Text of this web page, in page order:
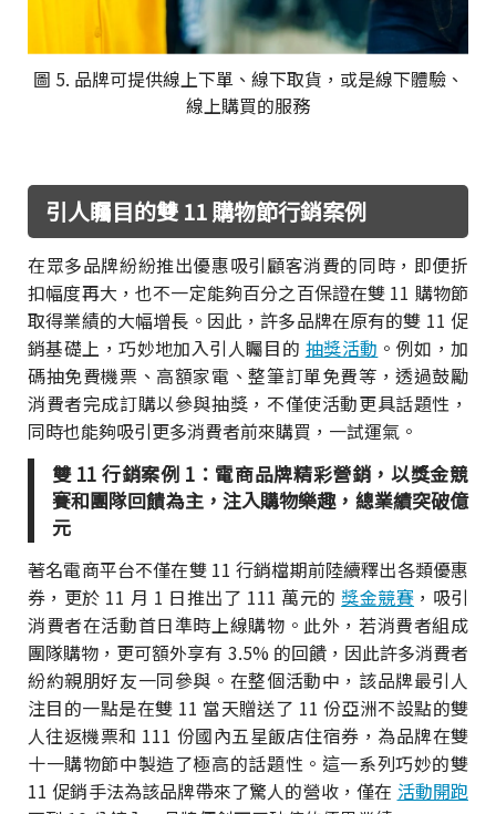
圖 5. 品牌可提供線上下單、線下取貨，或是線下體驗、
線上購買的服務
引人矚目的雙 11 購物節行銷案例
在眾多品牌紛紛推出優惠吸引顧客消費的同時，即便折
扣幅度再大，也不一定能夠百分之百保證在雙 11 購物節
取得業績的大幅增長。因此，許多品牌在原有的雙 11 促
銷基礎上，巧妙地加入引人矚目的 抽獎活動 。例如，加
碼抽免費機票、高額家電、整筆訂單免費等，透過鼓勵
消費者完成訂購以參與抽獎，不僅使活動更具話題性，
同時也能夠吸引更多消費者前來購買，一試運氣。
雙 11 行銷案例 1：電商品牌精彩營銷，以獎金競
賽和團隊回饋為主，注入購物樂趣，總業績突破億
元
著名電商平台不僅在雙 11 行銷檔期前陸續釋出各類優惠
券，更於 11 月 1 日推出了 111 萬元的獎金競賽 ，吸引
消費者在活動首日準時上線購物。此外，若消費者組成
團隊購物，更可額外享有 3.5% 的回饋，因此許多消費者
紛約親朋好友一同參與。在整個活動中，該品牌最引人
注目的一點是在雙 11 當天贈送了 11 份亞洲不設點的雙
人往返機票和 111 份國內五星飯店住宿券，為品牌在雙
十一購物節中製造了極高的話題性。這一系列巧妙的雙
11 促銷手法為該品牌帶來了驚人的營收，僅在 活動開跑